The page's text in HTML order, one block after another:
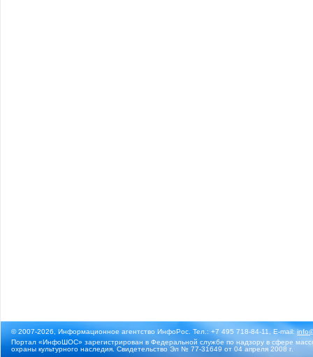
© 2007-2026, Информационное агентство ИнфоРос. Тел.: +7 495 718-84-11, E-mail:
Портал «ИнфоШОС» зарегистрирован в Федеральной службе по надзору в сфере
охраны культурного наследия. Свидетельство Эл № 77-31649 от 04 апреля 2008 г.